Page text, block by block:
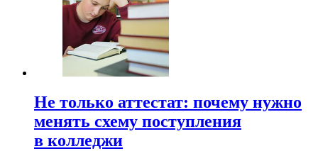
Не только аттестат: почему нужно
менять схему поступления
в колледжи